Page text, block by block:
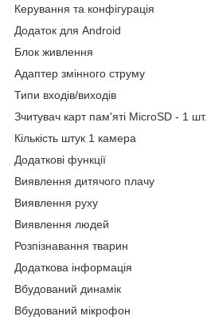
Керування та конфігурація
Додаток для Android
Блок живлення
Адаптер змінного струму
Типи входів/виходів
Зчитувач карт пам'яті MicroSD - 1 шт.
Кількість штук 1 камера
Додаткові функції
Виявлення дитячого плачу
Виявлення руху
Виявлення людей
Розпізнавання тварин
Додаткова інформація
Вбудований динамік
Вбудований мікрофон